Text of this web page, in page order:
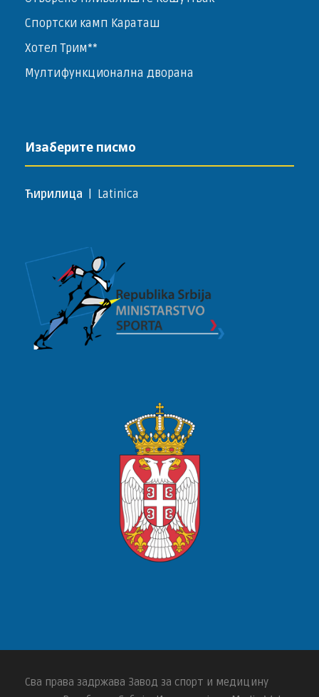
Спортски камп Караташ
Хотел Трим**
Мултифункционална дворана
Изаберите писмо
Ћирилица Latinica
Сва права задржава Завод за спорт и медицину